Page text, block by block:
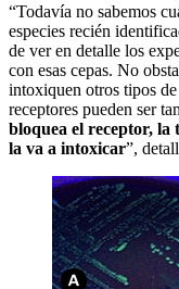
“Todavía no sabemos
especies recién
de ver en detalle los
con esas cepas. No
intoxiquen otros tipos
receptores pueden ser
bloquea el receptor, la
la va a intoxicar”,